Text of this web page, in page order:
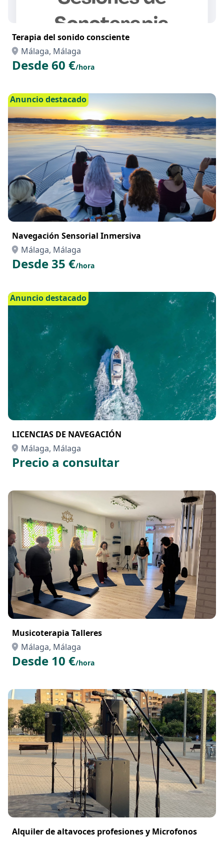
Terapia del sonido consciente
Málaga, Málaga
Desde 60 €/hora
Anuncio destacado
Navegación Sensorial Inmersiva
Málaga, Málaga
Desde 35 €/hora
Anuncio destacado
LICENCIAS DE NAVEGACIÓN
Málaga, Málaga
Precio a consultar
Musicoterapia Talleres
Málaga, Málaga
Desde 10 €/hora
Alquiler de altavoces profesiones y Microfonos